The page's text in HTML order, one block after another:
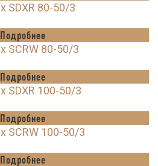
SDXR 80-50/3
Подробнее
SCRW 80-50/3
Подробнее
SDXR 100-50/3
Подробнее
SCRW 100-50/3
Подробнее